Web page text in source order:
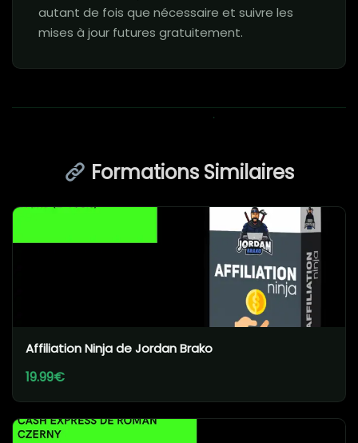
autant de fois que nécessaire et suivre les
mises à jour futures gratuitement.
Formations Similaires
Affiliation Ninja de Jordan Brako
19.99€